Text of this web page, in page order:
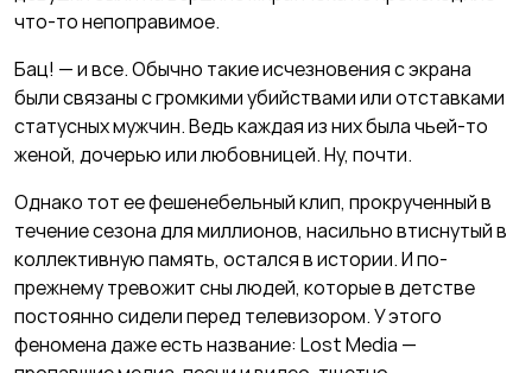
что-то непоправимое.
Бац! — и все. Обычно такие исчезновения с экрана
были связаны с громкими убийствами или отставками
статусных мужчин. Ведь каждая из них была чьей-то
женой, дочерью или любовницей. Ну, почти.
Однако тот ее фешенебельный клип, прокрученный в
течение сезона для миллионов, насильно втиснутый в
коллективную память, остался в истории. И по-
прежнему тревожит сны людей, которые в детстве
постоянно сидели перед телевизором. У этого
феномена даже есть название: Lost Media —